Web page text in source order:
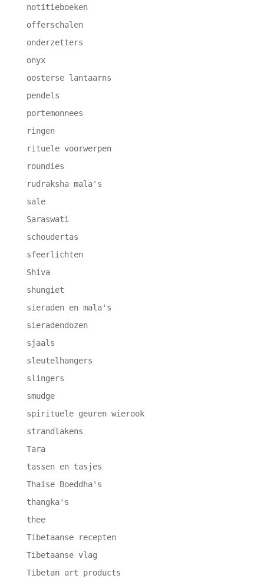
notitieboeken
offerschalen
onderzetters
onyx
oosterse lantaarns
pendels
portemonnees
ringen
rituele voorwerpen
roundies
rudraksha mala's
sale
Saraswati
schoudertas
sfeerlichten
Shiva
shungiet
sieraden en mala's
sieradendozen
sjaals
sleutelhangers
slingers
smudge
spirituele geuren wierook
strandlakens
Tara
tassen en tasjes
Thaise Boeddha's
thangka's
thee
Tibetaanse recepten
Tibetaanse vlag
Tibetan art products